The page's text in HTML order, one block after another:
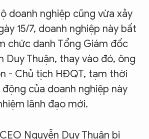
doanh nghiệp cũng vừa xảy
15/7, doanh nghiệp này bất
chức danh Tổng Giám đốc
Duy Thuận, thay vào đó, ông
- Chủ tịch HĐQT, tạm thời
của doanh nghiệp này
lãnh đạo mới.
Nguyễn Duy Thuận bị